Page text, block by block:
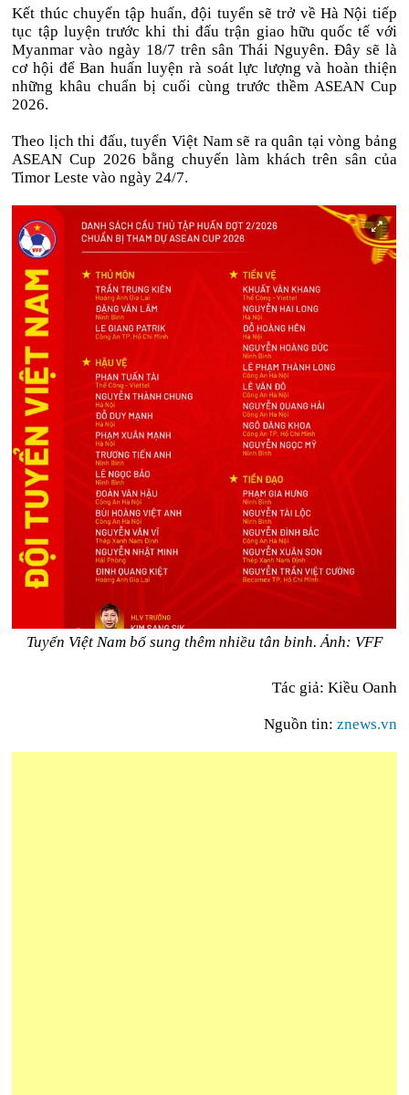
Kết thúc chuyến tập huấn, đội tuyển sẽ trở về Hà Nội tiếp
tục tập luyện trước khi thi đấu trận giao hữu quốc tế với
Myanmar vào ngày 18/7 trên sân Thái Nguyên. Đây sẽ là
cơ hội để Ban huấn luyện rà soát lực lượng và hoàn thiện
những khâu chuẩn bị cuối cùng trước thềm ASEAN Cup
2026.
Theo lịch thi đấu, tuyển Việt Nam sẽ ra quân tại vòng bảng
ASEAN Cup 2026 bằng chuyến làm khách trên sân của
Timor Leste vào ngày 24/7.
Tuyển Việt Nam bổ sung thêm nhiều tân binh. Ảnh: VFF
Tác giả: Kiều Oanh
Nguồn tin: znews.vn